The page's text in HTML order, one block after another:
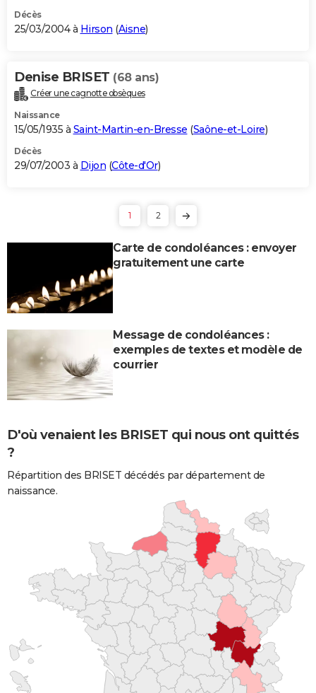
Décès
25/03/2004 à Hirson (Aisne)
Denise BRISET (68 ans)
Créer une cagnotte obsèques
Naissance
15/05/1935 à Saint-Martin-en-Bresse (Saône-et-Loire)
Décès
29/07/2003 à Dijon (Côte-d'Or)
1 2
Carte de condoléances : envoyer
gratuitement une carte
Message de condoléances :
exemples de textes et modèle de
courrier
D'où venaient les BRISET qui nous ont quittés
?
Répartition des BRISET décédés par département de
naissance.